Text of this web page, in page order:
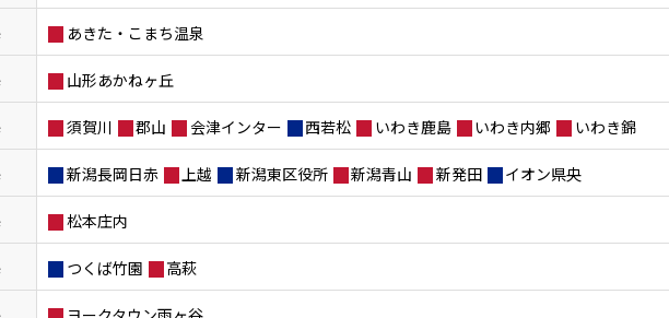
あきた・こまち温泉
山形あかねヶ丘
須賀川 郡山 会津インター 西若松 いわき鹿島 いわき内郷 いわき錦
新潟長岡日赤 上越 新潟東区役所 新潟青山 新発田 イオン県央
松本庄内
つくば竹園 高萩